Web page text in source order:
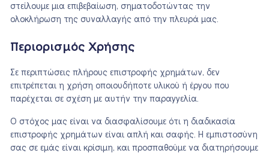
στείλουμε μια επιβεβαίωση, σηματοδοτώντας την
ολοκλήρωση της συναλλαγής από την πλευρά μας.
Περιορισμός Χρήσης
Σε περιπτώσεις πλήρους επιστροφής χρημάτων, δεν
επιτρέπεται η χρήση οποιουδήποτε υλικού ή έργου που
παρέχεται σε σχέση με αυτήν την παραγγελία.
Ο στόχος μας είναι να διασφαλίσουμε ότι η διαδικασία
επιστροφής χρημάτων είναι απλή και σαφής. Η εμπιστοσύνη
σας σε εμάς είναι κρίσιμη, και προσπαθούμε να διατηρήσουμε